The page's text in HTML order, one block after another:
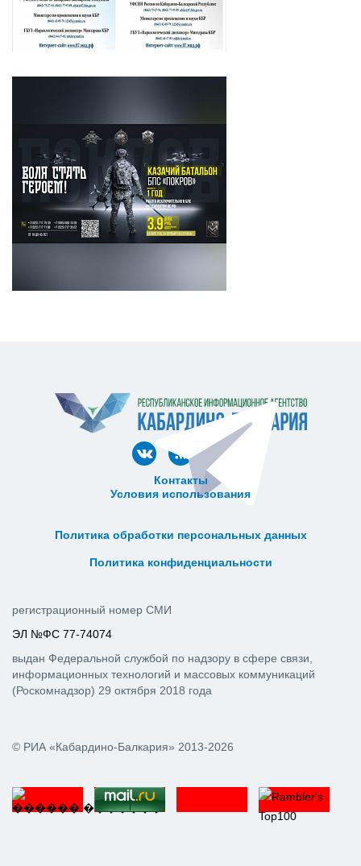
Контакты
Условия использования
Политика обработки персональных данных
Политика конфиденциальности
© РИА «Кабардино-Балкария» 2013-2026
регистрационный номер СМИ
ЭЛ №ФС 77-74074
выдан Федеральной службой по надзору в сфере связи,
информационных технологий и массовых коммуникаций
(Роскомнадзор) 29 октября 2018 года